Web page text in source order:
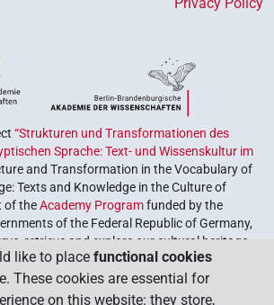
“Strukturen und Transformationen des
Sprache: Text- und Wissenskultur im
and Transformation in the Vocabulary of
Texts and Knowledge in the Culture of
of theAcademy Programfunded by the
of the Federal Republic of Germany,
retrieve and explore our cultural heritage.
by theUnion of the German Academies
.
like to place functional cookies
These cookies are essential for
on this website: they store,